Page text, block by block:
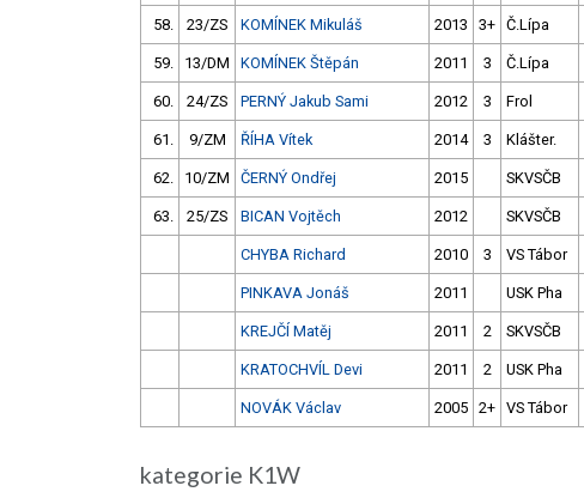
58. 23/ZS KOMÍNEK Mikuláš 2013 3+ Č.Lípa
59. 13/DM KOMÍNEK Štěpán 2011 3 Č.Lípa
60. 24/ZS PERNÝ Jakub Sami 2012 3 Frol
61. 9/ZM ŘÍHA Vítek 2014 3 Klášter.
62. 10/ZM ČERNÝ Ondřej 2015 SKVSČB
63. 25/ZS BICAN Vojtěch 2012 SKVSČB
CHYBA Richard 2010 3 VS Tábor
PINKAVA Jonáš 2011 USK Pha
KREJČÍ Matěj 2011 2 SKVSČB
KRATOCHVÍL Devi 2011 2 USK Pha
NOVÁK Václav 2005 2+ VS Tábor
kategorie K1W